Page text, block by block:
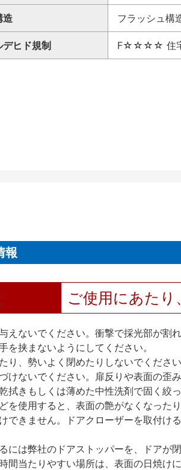
造 フラッシュ構
ヒド規制 F☆☆☆☆ 住宅
報
ご使用にあた
ないでください。衝撃で採光部が割れ
挟まないようにしてください。
、勢いよく閉めたりしないでください
ないでください。扉反りや表面の歪み
きもしくは薄めた中性洗剤で固く絞
を使用すると、表面の艶がなくなった
できません。ドアクローザーを取付け
には弊社のドアストッパーを、ドアが
間当たりやすい場所は、表面の日焼け